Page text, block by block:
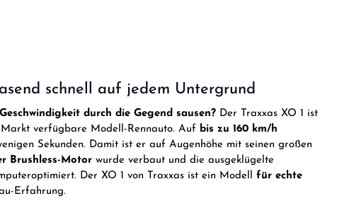
schnell auf jedem Untergrund
durch die Gegend sausen? Der Traxxas XO 1 ist
verfügbare Modell-Rennauto. Auf bis zu 160 km/h
Sekunden. Damit ist er auf Augenhöhe mit seinen großen
Brushless-Motor wurde verbaut und die ausgeklügelte
Der XO 1 von Traxxas ist ein Modell für echte
Erfahrung.